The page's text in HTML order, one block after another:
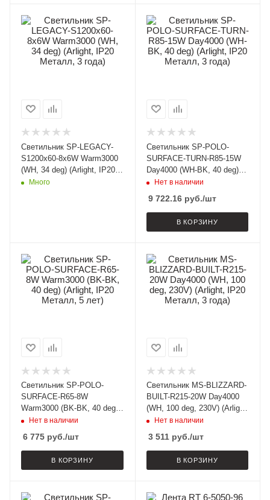
Светильник SP-LEGACY-
S1200x60-8x6W Warm3000
(WH, 34 deg) (Arlight, IP20
Металл, 3 года)
Много
Светильник SP-POLO-
SURFACE-TURN-R85-15W
Day4000 (WH-BK, 40 deg)
(Arlight, IP20 Металл, 3
Нет в наличии
9 722.16руб./шт
В КОРЗИНУ
Светильник SP-POLO-
SURFACE-R65-8W
Warm3000 (BK-BK, 40 deg)
(Arlight, IP20 Металл, 5
Нет в наличии
6 775 руб./шт
В КОРЗИНУ
Светильник MS-BLIZZARD-
BUILT-R215-20W Day4000
(WH, 100 deg, 230V) (Arlight,
IP20 Металл, 3 года)
Нет в наличии
3 511руб./шт
В КОРЗИНУ